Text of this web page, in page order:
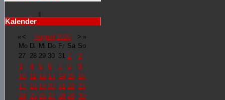
Kalender
« < August 2026 > »
Mo Di Mi Do Fr Sa So
27 28 29 30 31 1
2
3
4 5 6 7 8
9
10 11 12 13 14 15 16
17 18 19 20 21 22 23
24 25 26 27 28 29 30